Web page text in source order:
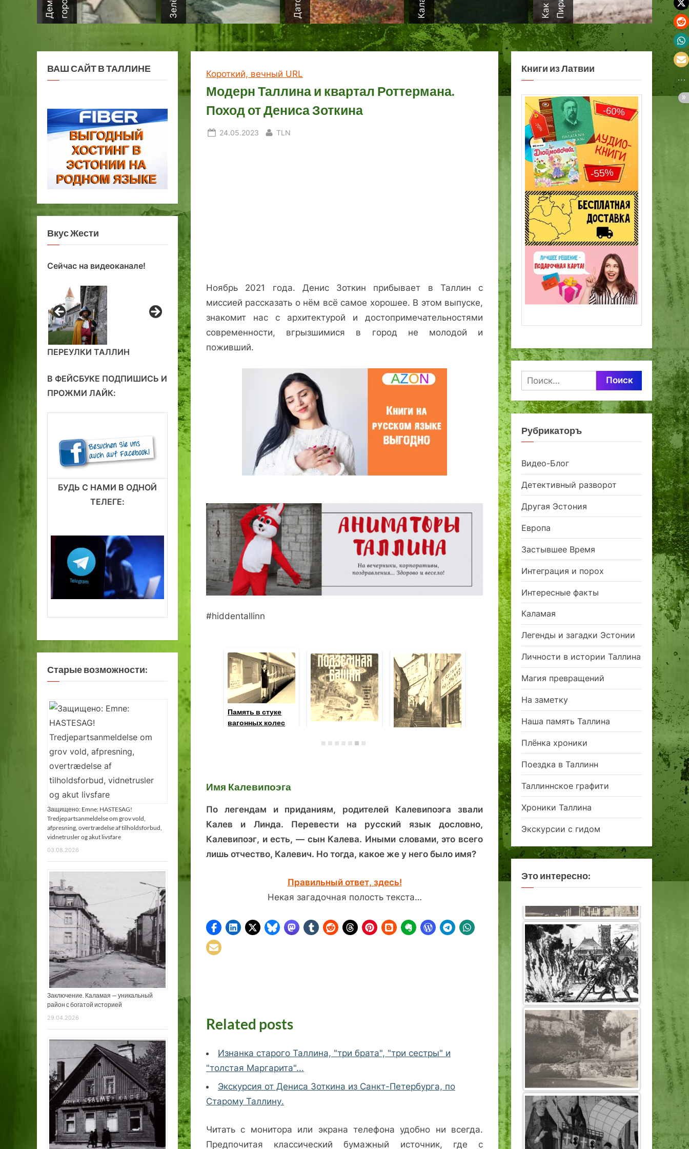
Короткий, вечный URL
Модерн Таллина и квартал Роттермана.
Поход от Дениса Зоткина
Posted
24.05.2023 By
TLN
Ноябрь 2021 года. Денис Зоткин прибывает в Таллин с
миссией рассказать о нём всё самое хорошее. В этом выпуске,
знакомит нас с архитектурой и достопримечательностями
современности, вгрызшимися в город не молодой и
поживший.
#hiddentallinn
Память в стуке
вагонных колес
этажам
В поисках
«отцовской темы»
Таллинна:
архитектура,
скульптура,
драматургия
Проклятие
рыцаря.
визиты.
3 4 6
Имя Калевипоэга
По легендам и приданиям, родителей Калевипоэга звали
Калев и Линда. Перевести на русский язык дословно,
Калевипоэг, и есть, — сын Калева. Иными словами, это всего
лишь отчество, Калевич. Но тогда, какое же у него было имя?
Правильный ответ, здесь!
Некая загадочная полость текста…
Related posts
Изнанка старого Таллина, "три брата", "три сестры" и
"толстая Маргарита"...
Экскурсия от Дениса Зоткина из Санкт-Петербурга, по
Старому Таллину.
Читать с монитора или экрана телефона удобно ни всегда.
Предпочитая классический бумажный источник, где с
ВАШ САЙТ В ТАЛЛИНЕ
Вкус Жести
Сейчас на видеоканале!
ПЕРЕУЛКИ ТАЛЛИН
В ФЕЙСБУКЕ ПОДПИШИСЬ И
ПРОЖМИ ЛАЙК:
БУДЬ С НАМИ В ОДНОЙ
ТЕЛЕГЕ:
Старые возможности:
Защищено: Emne: HASTESAG!
Tredjepartsanmeldelse om grov vold,
afpresning, overtrædelse af tilholdsforbud,
vidnetrusler og akut livsfare
03.08.2026
Заключение. Каламая — уникальный
район с богатой историей
29.04.2026
Книги из Латвии
Найти:
Рубрикаторъ
Видео-Блог
Детективный разворот
Другая Эстония
Европа
Застывшее Время
Интеграция и порох
Интересные факты
Каламая
Легенды и загадки Эстонии
Личности в истории Таллина
Магия превращений
На заметку
Наша память Таллина
Плёнка хроники
Поездка в Таллинн
Таллиннское графити
Хроники Таллина
Экскурсии с гидом
Это интересно: